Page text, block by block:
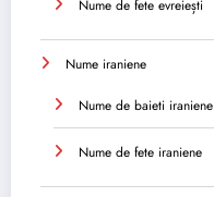
Nume de fete evreiești
Nume iraniene
Nume de baieti iraniene
Nume de fete iraniene